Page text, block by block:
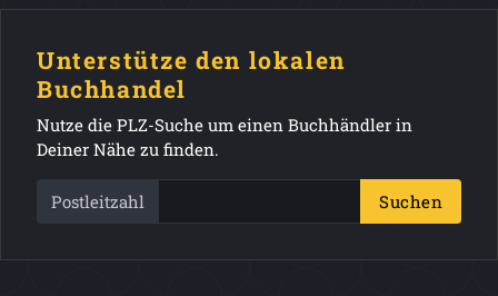
Unterstütze den lokalen
Buchhandel
Nutze die PLZ-Suche um einen Buchhändler in
Deiner Nähe zu finden.
Postleitzahl Suchen